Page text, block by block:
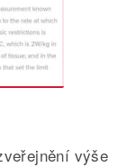
výše